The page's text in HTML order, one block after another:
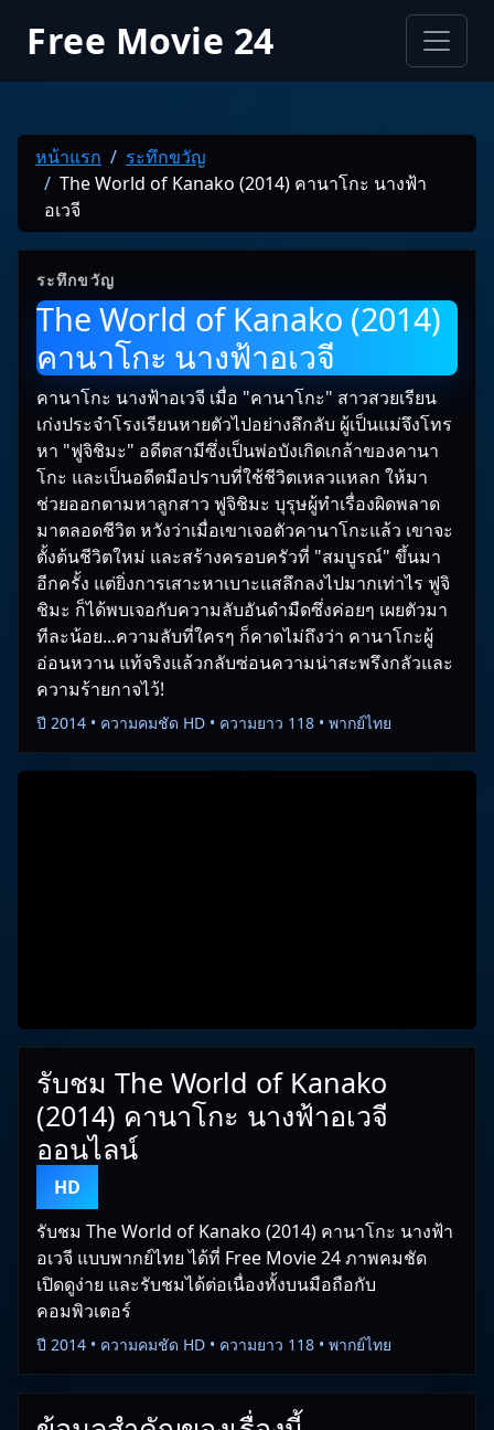
Free Movie 24
หน้าแรก
ระทึกขวัญ
The World of Kanako (2014) คานาโกะ นางฟ้า
อเวจี
ระทึกขวัญ
The World of Kanako (2014)
คานาโกะ นางฟ้าอเวจี
คานาโกะ นางฟ้าอเวจี เมื่อ "คานาโกะ" สาวสวยเรียน
เก่งประจำโรงเรียนหายตัวไปอย่า­งลึกลับ ผู้เป็นแม่จึงโทร
หา "ฟูจิชิมะ" อดีตสามีซึ่งเป็นพ่อบังเกิดเกล้าของคานา
โก­ะ และเป็นอดีตมือปราบที่ใช้ชีวิตเหลวแหลก ให้มา
ช่วยออกตามหาลูกสาว ฟูจิชิมะ บุรุษผู้ทำเรื่องผิดพลาด
มาตลอดชีวิต หวังว่าเมื่อเขาเจอตัวคานาโกะแล้ว เขาจะ
ตั้งต้นชีวิตใหม่ และสร้างครอบครัวที่ "สมบูรณ์" ขึ้นมา
อีกครั้ง แต่ยิ่งการเสาะหาเบาะแสลึกลงไปมากเท่าไร ฟูจิ
ชิมะ ก็ได้พบเจอกับความลับอันดำมืดซึ่งค่อยๆ เผยตัวมา
ทีละน้อย...ความลับที่ใครๆ ก็คาดไม่ถึงว่า คานาโกะผู้
อ่อนหวาน แท้จริงแล้วกลับซ่อนความน่าสะพรึงกลัวและ
ค­วามร้ายกาจไว้!
ปี 2014 • ความคมชัด HD • ความยาว 118 • พากย์ไทย
รับชม The World of Kanako
(2014) คานาโกะ นางฟ้าอเวจี
ออนไลน์
HD
รับชม The World of Kanako (2014) คานาโกะ นางฟ้า
อเวจี แบบพากย์ไทย ได้ที่ Free Movie 24 ภาพคมชัด
เปิดดูง่าย และรับชมได้ต่อเนื่องทั้งบนมือถือกับ
คอมพิวเตอร์
ปี 2014 • ความคมชัด HD • ความยาว 118 • พากย์ไทย